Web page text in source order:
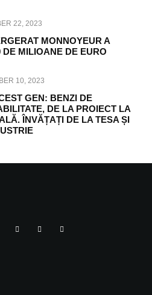
22, 2023
MONNOYEUR A
MILIOANE DE EURO
10, 2023
GEN: BENZI DE
DE LA PROIECT LA
ÎNVĂȚAȚI DE LA TESA ȘI